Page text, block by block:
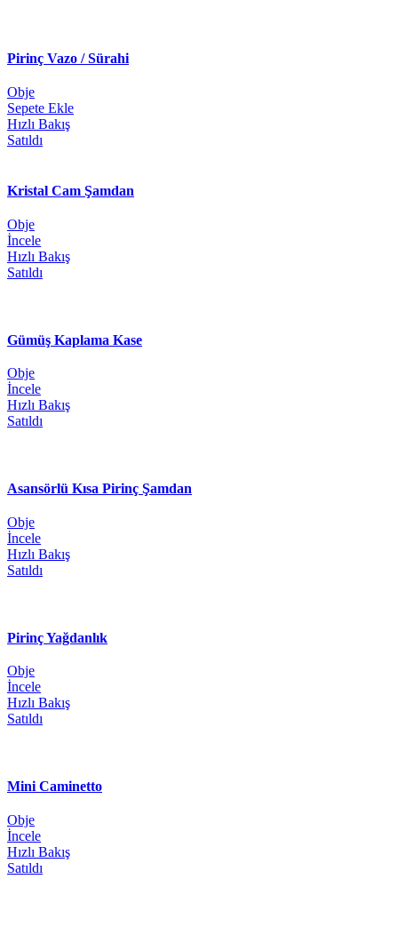
Pirinç Vazo / Sürahi
Obje
Sepete Ekle
Hızlı Bakış
Satıldı
Kristal Cam Şamdan
Obje
İncele
Hızlı Bakış
Satıldı
Gümüş Kaplama Kase
Obje
İncele
Hızlı Bakış
Satıldı
Asansörlü Kısa Pirinç Şamdan
Obje
İncele
Hızlı Bakış
Satıldı
Pirinç Yağdanlık
Obje
İncele
Hızlı Bakış
Satıldı
Mini Caminetto
Obje
İncele
Hızlı Bakış
Satıldı